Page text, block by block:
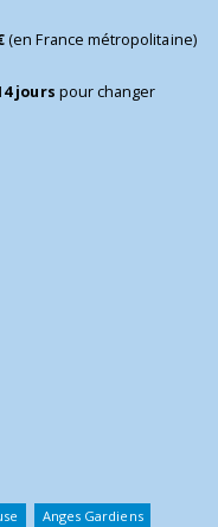
(en France métropolitaine)
jours pour changer
Anges Gardiens